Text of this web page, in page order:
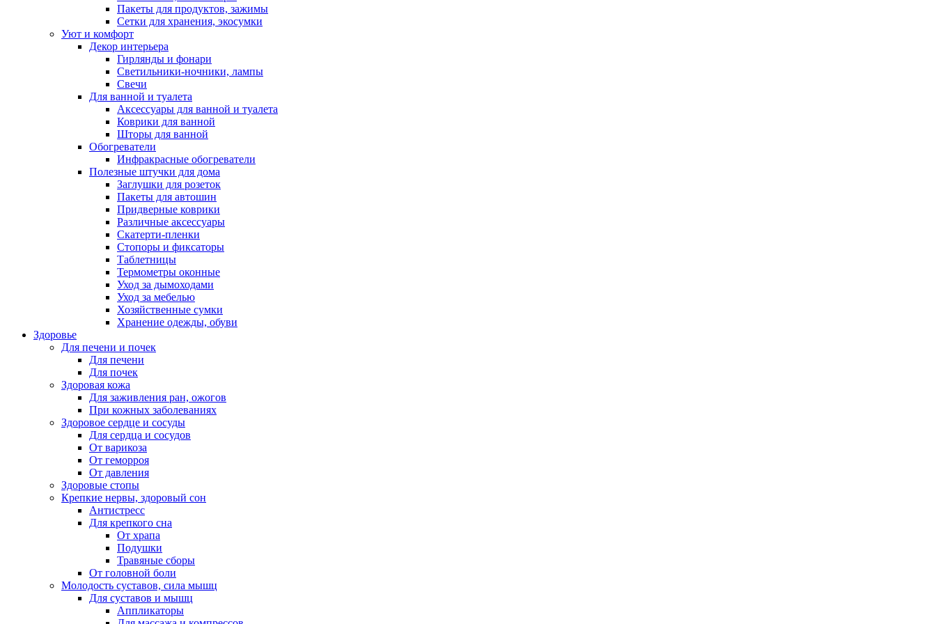
Пакеты для продуктов, зажимы
Сетки для хранения, экосумки
Уют и комфорт
Декор интерьера
Гирлянды и фонари
Светильники-ночники, лампы
Свечи
Для ванной и туалета
Аксессуары для ванной и туалета
Коврики для ванной
Шторы для ванной
Обогреватели
Инфракрасные обогреватели
Полезные штучки для дома
Заглушки для розеток
Пакеты для автошин
Придверные коврики
Различные аксессуары
Скатерти-пленки
Стопоры и фиксаторы
Таблетницы
Термометры оконные
Уход за дымоходами
Уход за мебелью
Хозяйственные сумки
Хранение одежды, обуви
Здоровье
Для печени и почек
Для печени
Для почек
Здоровая кожа
Для заживления ран, ожогов
При кожных заболеваниях
Здоровое сердце и сосуды
Для сердца и сосудов
От варикоза
От геморроя
От давления
Здоровые стопы
Крепкие нервы, здоровый сон
Антистресс
Для крепкого сна
От храпа
Подушки
Травяные сборы
От головной боли
Молодость суставов, сила мышц
Для суставов и мышц
Аппликаторы